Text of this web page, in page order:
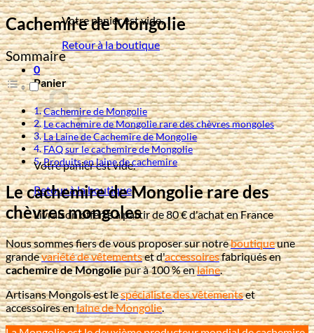
Votre panier est vide.
Retour à la boutique
0
Panier
Votre panier est vide.
Retour à la boutique
Livraison offerte à partir de 80 € d'achat en France
Cachemire de Mongolie
Sommaire
Cachemire de Mongolie
Le cachemire de Mongolie rare des chèvres mongoles
La Laine de Cachemire de Mongolie
FAQ sur le cachemire de Mongolie
Produits en laine de cachemire
Le cachemire de Mongolie rare des
chèvres mongoles
Nous sommes fiers de vous proposer sur notreboutiqueune
grandevariété de vêtementset d'accessoiresfabriqués en
cachemire de Mongoliepur à 100 % enlaine.
Artisans Mongols est lespécialiste des vêtementset
accessoires enlaine de Mongolie.